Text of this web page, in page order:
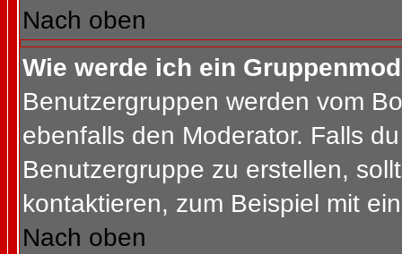
Nach oben
Wie werde ich ein
Benutzergruppen werden vom
ebenfalls den Moderator. Falls
Benutzergruppe zu erstellen,
kontaktieren, zum Beispiel mit
Nach oben